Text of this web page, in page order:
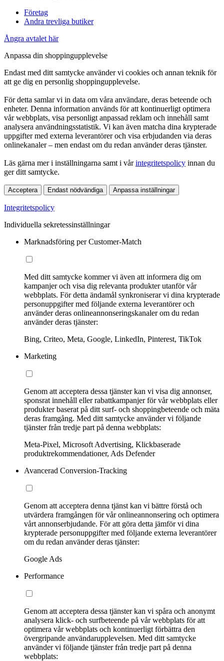
Företag
Andra trevliga butiker
Ångra avtalet här
Anpassa din shoppingupplevelse
Endast med ditt samtycke använder vi cookies och annan teknik för
att ge dig en personlig shoppingupplevelse.
För detta samlar vi in data om våra användare, deras beteende och
enheter. Denna information används för att kontinuerligt optimera
vår webbplats, visa personligt anpassad reklam och innehåll samt
analysera användningsstatistik. Vi kan även matcha dina krypterade
uppgifter med externa leverantörer och visa erbjudanden via deras
onlinekanaler – men endast om du redan använder deras tjänster.
Läs gärna mer i inställningarna samt i vårintegritetspolicy innan du
ger ditt samtycke.
Acceptera Endast nödvändiga Anpassa inställningar
Integritetspolicy
Individuella sekretessinställningar
Marknadsföring per Customer-Match
Med ditt samtycke kommer vi även att informera dig om
kampanjer och visa dig relevanta produkter utanför vår
webbplats. För detta ändamål synkroniserar vi dina krypterade
personuppgifter med följande externa leverantörer och
använder deras onlineannonseringskanaler om du redan
använder deras tjänster:
Bing, Criteo, Meta, Google, LinkedIn, Pinterest, TikTok
Marketing
Genom att acceptera dessa tjänster kan vi visa dig annonser,
sponsrat innehåll eller rabattkampanjer för vår webbplats eller
produkter baserat på ditt surf- och shoppingbeteende och mäta
deras framgång. Med ditt samtycke använder vi följande
tjänster från tredje part på denna webbplats:
Meta-Pixel, Microsoft Advertising, Klickbaserade
produktrekommendationer, Ads Defender
Avancerad Conversion-Tracking
Genom att acceptera denna tjänst kan vi bättre förstå och
utvärdera framgången för vår onlineannonsering och optimera
vårt annonserbjudande. För att göra detta jämför vi dina
krypterade personuppgifter med följande externa leverantörer
om du redan använder deras tjänster:
Google Ads
Performance
Genom att acceptera dessa tjänster kan vi spåra och anonymt
analysera klick- och surfbeteende på vår webbplats för att
optimera vår webbplats och kontinuerligt förbättra den
övergripande användarupplevelsen. Med ditt samtycke
använder vi följande tjänster från tredje part på denna
webbplats: